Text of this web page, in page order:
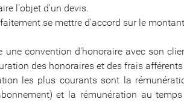
l'objet d'un devis.
se mettre d'accord sur le
une convention d'honoraire avec son
des honoraires et des frais
les plus courants sont la
et la rémunération au